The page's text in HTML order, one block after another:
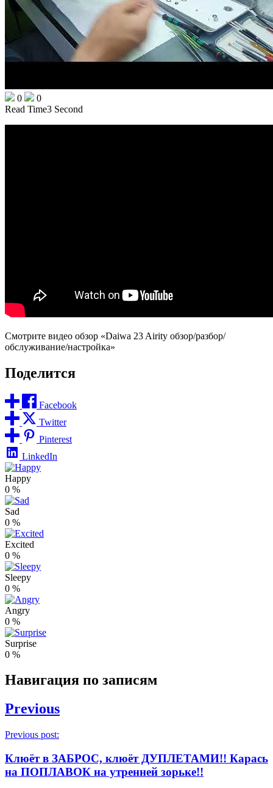
0
0
Read Time3 Second
Смотрите видео обзор «Daiwa 23 Airity обзор/разбор/
обслуживание/настройка»
Поделится
Facebook
Twitter
Pinterest
LinkedIn
Happy
0 %
Sad
0 %
Excited
0 %
Sleepy
0 %
Angry
0 %
Surprise
0 %
Навигация по записям
Previous
Previous post:
Клюёт в ЗАБРОС, клюёт ДУПЛЕТАМИ!! Карась
на ПОПЛАВОК на утренней зорьке!!